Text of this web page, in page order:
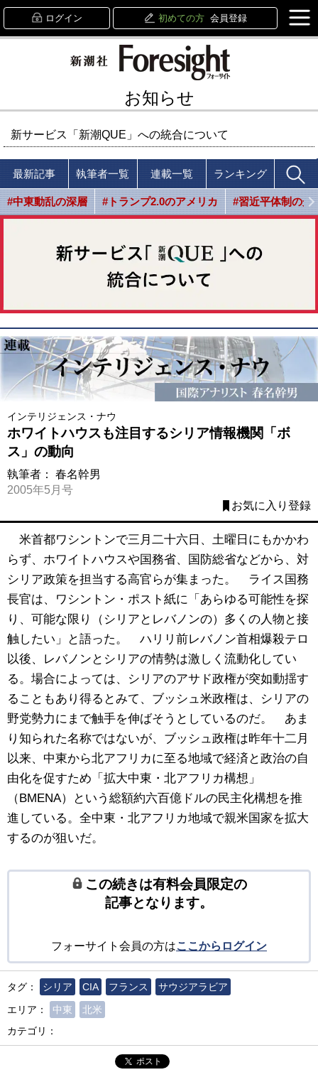
ログイン 初めての方 会員登録
お知らせ
新サービス「新潮QUE」への統合について
最新記事 執筆者一覧 連載一覧 ランキング
#中東動乱の深層 #トランプ2.0のアメリカ #習近平体制の光
インテリジェンス・ナウ
ホワイトハウスも注目するシリア情報機関「ボ
ス」の動向
執筆者： 春名幹男
2005年5月号
お気に入り登録
米首都ワシントンで三月二十六日、土曜日にもかかわ
らず、ホワイトハウスや国務省、国防総省などから、対
シリア政策を担当する高官らが集まった。 ライス国務
長官は、ワシントン・ポスト紙に「あらゆる可能性を探
り、可能な限り（シリアとレバノンの）多くの人物と接
触したい」と語った。 ハリリ前レバノン首相爆殺テロ
以後、レバノンとシリアの情勢は激しく流動化してい
る。場合によっては、シリアのアサド政権が突如動揺す
ることもあり得るとみて、ブッシュ米政権は、シリアの
野党勢力にまで触手を伸ばそうとしているのだ。 あま
り知られた名称ではないが、ブッシュ政権は昨年十二月
以来、中東から北アフリカに至る地域で経済と政治の自
由化を促すため「拡大中東・北アフリカ構想」
（BMENA）という総額約六百億ドルの民主化構想を推
進している。全中東・北アフリカ地域で親米国家を拡大
するのが狙いだ。
この続きは有料会員限定の
記事となります。
フォーサイト会員の方はここからログイン
タグ： シリア CIA フランス
サウジアラビア
エリア：
中東
北米
カテゴリ：
ポスト